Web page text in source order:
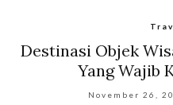
Destinasi Objek
Yang Wajib
November 26,